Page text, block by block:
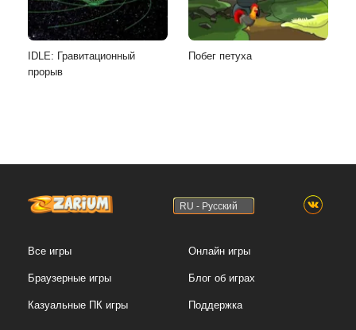
IDLE: Гравитационный
прорыв
Побег петуха
RU - Русский
Все игры
Браузерные игры
Казуальные ПК игры
Онлайн игры
Блог об играх
Поддержка